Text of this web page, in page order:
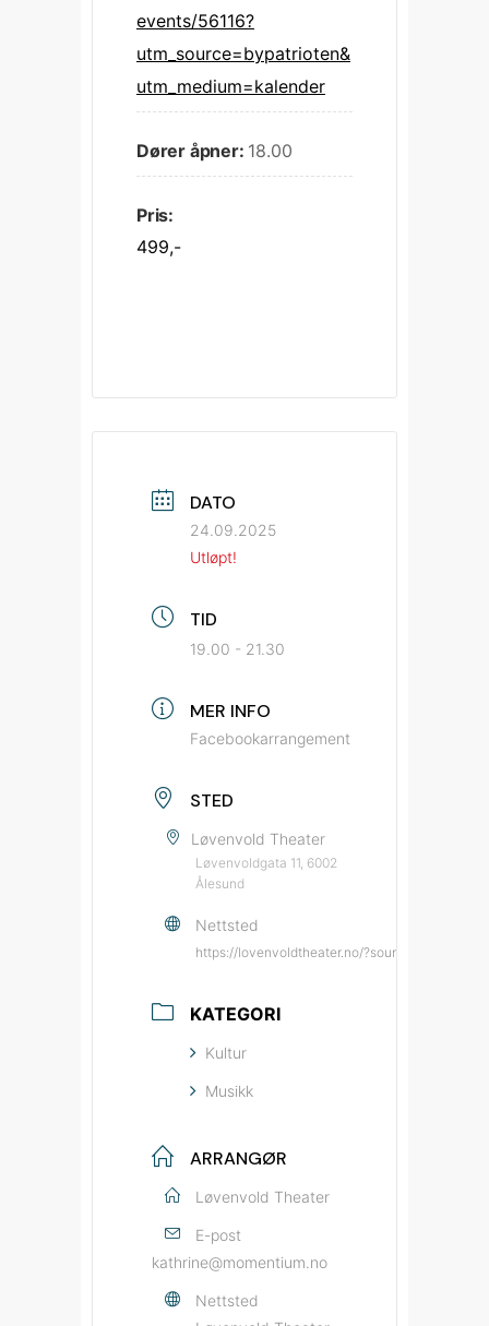
events/56116?
utm_source=bypatrioten&
utm_medium=kalender
Dører åpner: 18.00
Pris:
499,-
DATO
24.09.2025
Utløpt!
TID
19.00 - 21.30
MER INFO
Facebookarrangement
STED
Løvenvold Theater
Løvenvoldgata 11, 6002
Ålesund
Nettsted
https://lovenvoldtheater.no/
KATEGORI
Kultur
Musikk
ARRANGØR
Løvenvold Theater
E-post
kathrine@momentium.no
Nettsted